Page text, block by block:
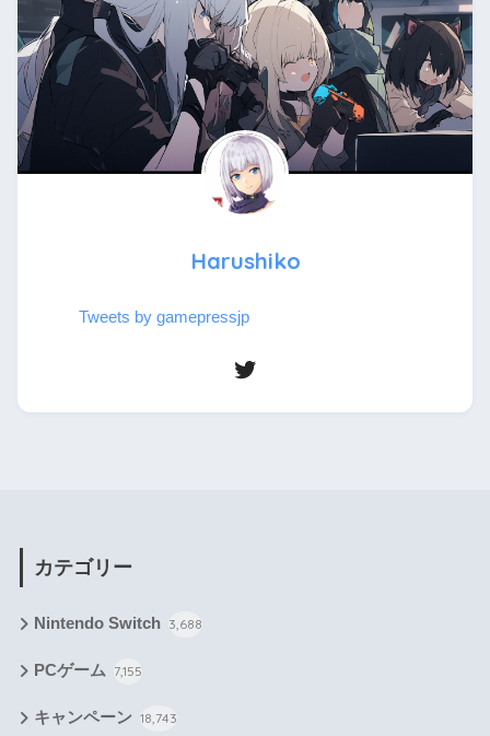
Harushiko
Tweets by gamepressjp
カテゴリー
Nintendo Switch 3,688
PCゲーム 7,155
キャンペーン 18,743